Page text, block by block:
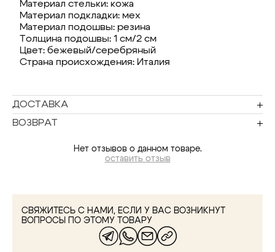
Материал стельки: кожа
Материал подкладки: мех
Материал подошвы: резина
Толщина подошвы: 1 см/2 см
Цвет: бежевый/серебряный
Страна происхождения: Италия
ДОСТАВКА
ВОЗВРАТ
Нет отзывов о данном товаре.
оставить отзыв
СВЯЖИТЕСЬ С НАМИ, ЕСЛИ У ВАС ВОЗНИКНУТ
ВОПРОСЫ ПО ЭТОМУ ТОВАРУ